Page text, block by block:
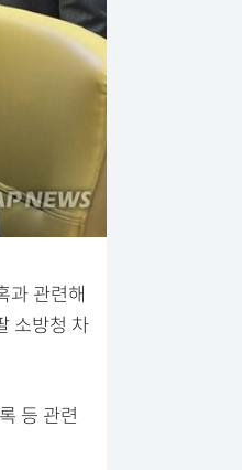
과 관련해
소방청 차
등 관련